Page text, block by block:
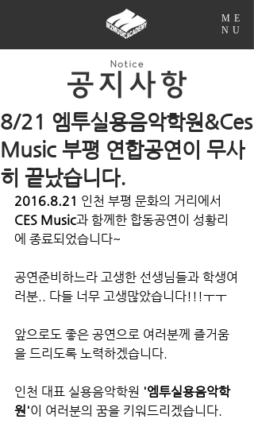
ME
NU
8/21 엠투실용음악학원&Ces
Music 부평 연합공연이 무사
히 끝났습니다.
2016.8.21 인천 부평 문화의 거리에서
CES Music과 함께한 합동공연이 성황리
에 종료되었습니다~
공연준비하느라 고생한 선생님들과 학생여
러분.. 다들 너무 고생많았습니다!!!ㅜㅜ
앞으로도 좋은 공연으로 여러분께 즐거움
을 드리도록 노력하겠습니다.
인천 대표 실용음악학원 '엠투실용음악학
원'이 여러분의 꿈을 키워드리겠습니다.